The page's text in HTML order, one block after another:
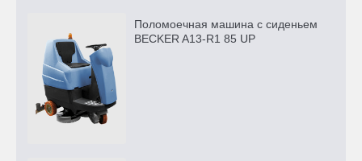
Поломоечная машина с сиденьем
BECKER A13-R1 85 UP